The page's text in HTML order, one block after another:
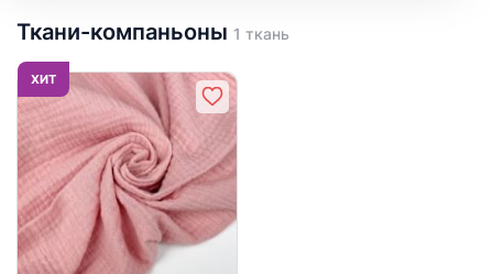
Ткани-компаньоны 1 ткань
ХИТ